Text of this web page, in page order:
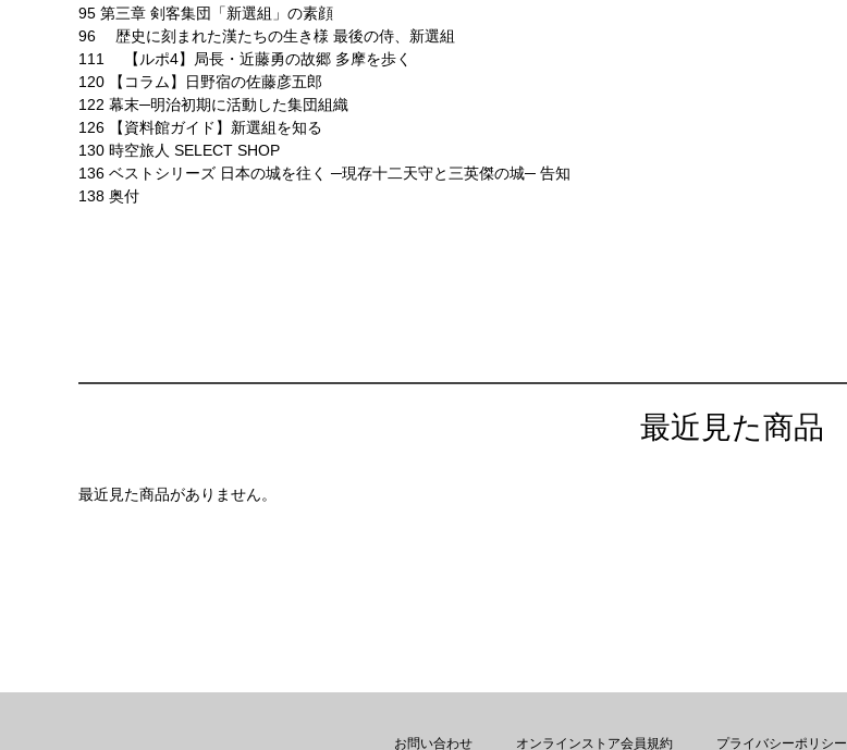
95 第三章 剣客集団「新選組」の素顔
96 歴史に刻まれた漢たちの生き様 最後の侍、新選組
111 【ルポ4】局長・近藤勇の故郷 多摩を歩く
120 【コラム】日野宿の佐藤彦五郎
122 幕末─明治初期に活動した集団組織
126 【資料館ガイド】新選組を知る
130 時空旅人 SELECT SHOP
136 ベストシリーズ 日本の城を往く ─現存十二天守と三英傑の城─ 告知
138 奥付
最近見た商品
最近見た商品がありません。
お問い合わせ
オンラインストア会員規約 プライバシーポリシー